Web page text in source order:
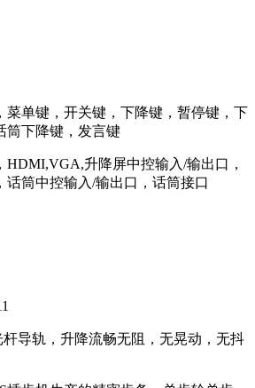
菜单键，开关键，下降键，暂停键，下
筒下降键，发言键
HDMI,VGA,升降屏中控输入/输出口，
话筒中控输入/输出口，话筒接口
导轨，升降流畅无阻，无晃动，无抖